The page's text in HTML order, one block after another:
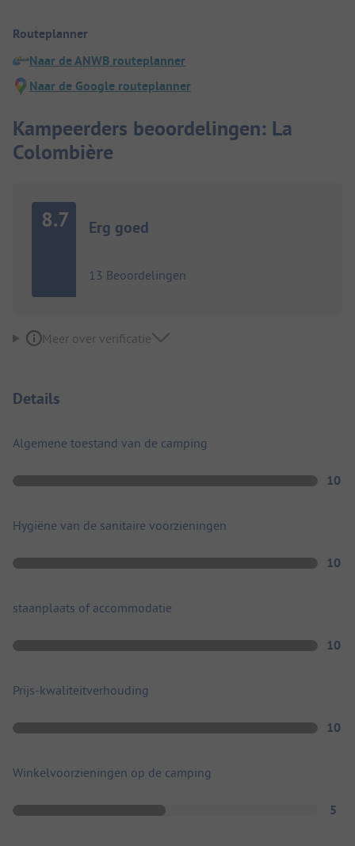
Routeplanner
Naar de ANWB routeplanner
Naar de Google routeplanner
Kampeerders beoordelingen: La
Colombière
8.7 Erg goed
13 Beoordelingen
Meer over verificatie
Details
Algemene toestand van de camping
10
Hygiëne van de sanitaire voorzieningen
10
staanplaats of accommodatie
10
Prijs-kwaliteitverhouding
10
Winkelvoorzieningen op de camping
5